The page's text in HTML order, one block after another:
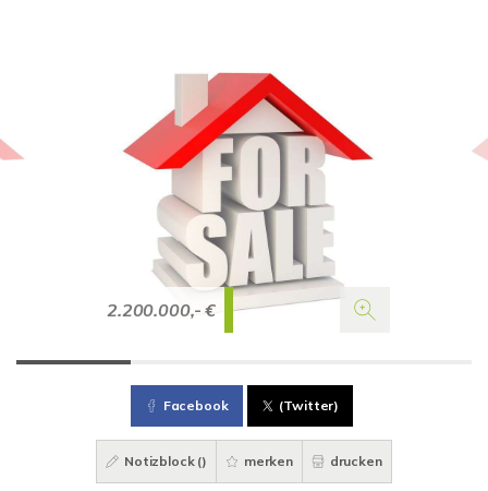
2.200.000,- €
Facebook (Twitter)
Notizblock () merken drucken